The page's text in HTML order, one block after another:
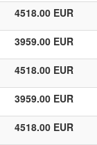
4518.00 EUR
3959.00 EUR
4518.00 EUR
3959.00 EUR
4518.00 EUR